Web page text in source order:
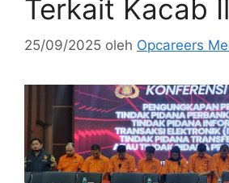
Terkait Kacab
25/09/2025 oleh Opcareers